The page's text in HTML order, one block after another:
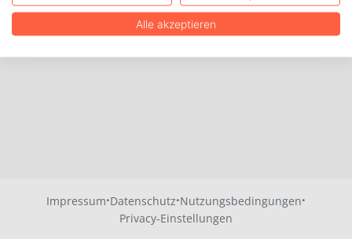
Impressum·Datenschutz·Nutzungsbedingungen·
Privacy-Einstellungen
Alle akzeptieren